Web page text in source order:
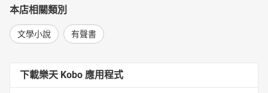
本店相關類別
文學小說 有聲書
下載樂天 Kobo 應用程式